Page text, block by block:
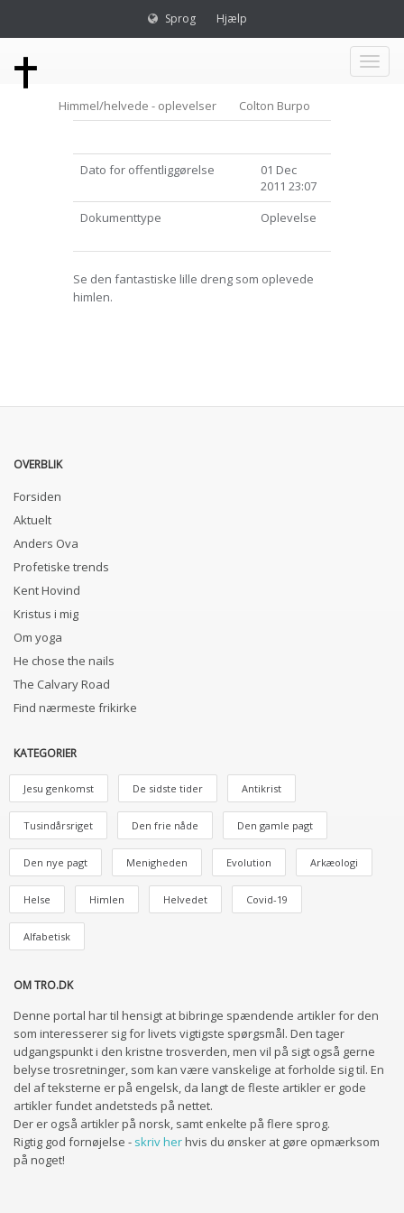
Sprog Hjælp
Toggle
Himmel/helvede - oplevelser Colton Burpo
Dato for offentliggørelse
01 Dec
2011 23:07
Dokumenttype
Oplevelse
Se den fantastiske lille dreng som oplevede
himlen.
OVERBLIK
Forsiden
Aktuelt
Anders Ova
Profetiske trends
Kent Hovind
Kristus i mig
Om yoga
He chose the nails
The Calvary Road
Find nærmeste frikirke
KATEGORIER
Jesu genkomst De sidste tider Antikrist
Tusindårsriget Den frie nåde Den gamle pagt
Den nye pagt Menigheden Evolution Arkæologi
Helse Himlen Helvedet Covid-19
Alfabetisk
OM TRO.DK
Denne portal har til hensigt at bibringe spændende artikler for den
som interesserer sig for livets vigtigste spørgsmål. Den tager
udgangspunkt i den kristne trosverden, men vil på sigt også gerne
belyse trosretninger, som kan være vanskelige at forholde sig til. En
del af teksterne er på engelsk, da langt de fleste artikler er gode
artikler fundet andetsteds på nettet.
Der er også artikler på norsk, samt enkelte på flere sprog.
Rigtig god fornøjelse - skriv herhvis du ønsker at gøre opmærksom
på noget!